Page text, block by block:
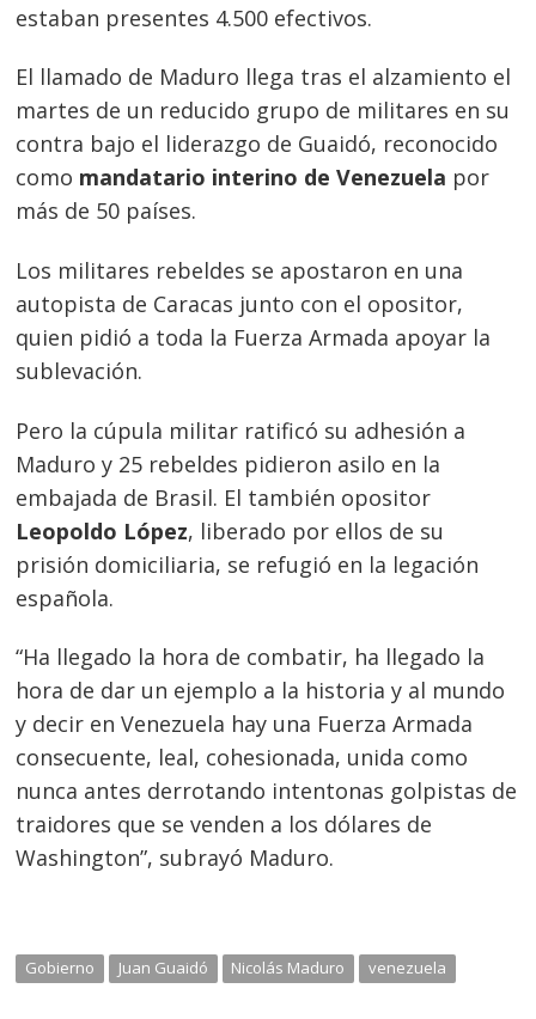
estaban presentes 4.500 efectivos.
El llamado de Maduro llega tras el alzamiento el
martes de un reducido grupo de militares en su
contra bajo el liderazgo de Guaidó, reconocido
como mandatario interino de Venezuela por
más de 50 países.
Los militares rebeldes se apostaron en una
autopista de Caracas junto con el opositor,
quien pidió a toda la Fuerza Armada apoyar la
sublevación.
Pero la cúpula militar ratificó su adhesión a
Maduro y 25 rebeldes pidieron asilo en la
embajada de Brasil. El también opositor
Leopoldo López, liberado por ellos de su
prisión domiciliaria, se refugió en la legación
española.
“Ha llegado la hora de combatir, ha llegado la
hora de dar un ejemplo a la historia y al mundo
y decir en Venezuela hay una Fuerza Armada
consecuente, leal, cohesionada, unida como
nunca antes derrotando intentonas golpistas de
traidores que se venden a los dólares de
Washington”, subrayó Maduro.
Gobierno Juan Guaidó Nicolás Maduro venezuela
Navegación
de